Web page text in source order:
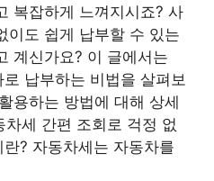
복잡하게 느껴지시죠? 사
이도 쉽게 납부할 수 있는
계신가요? 이 글에서는
납부하는 비법을 살펴보
용하는 방법에 대해 상세
세 간편 조회로 걱정 없
? 자동차세는 자동차를